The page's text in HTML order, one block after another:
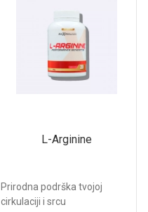
L-Arginine
Prirodna podrška tvojoj
cirkulaciji i srcu